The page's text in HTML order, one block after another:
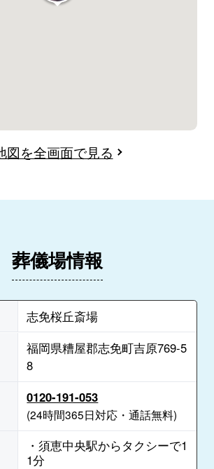
図を全画面で見る
葬儀場情報
志免桜丘斎場
福岡県糟屋郡志免町吉原769-5
8
0120-191-053
(24時間365日対応・通話無料)
・須恵中央駅からタクシーで1
1分